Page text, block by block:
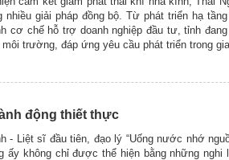
nhiều giải pháp đồng bộ. Từ phát triển hạ
cơ chế hỗ trợ doanh nghiệp đầu tư, tỉnh
trường, đáp ứng yêu cầu phát triển trong
động thiết thực
Liệt sĩ đầu tiên, đạo lý “Uống nước nhớ
ấy không chỉ được thể hiện bằng những nghi